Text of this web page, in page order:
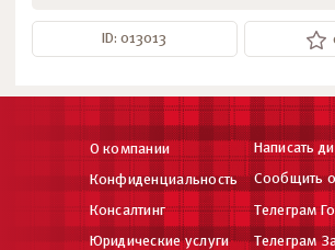
ID: 013013
О компании
Конфиденциальность
Консалтинг
Юридические услуги
Написать
Сообщить
Телеграм
Телеграм